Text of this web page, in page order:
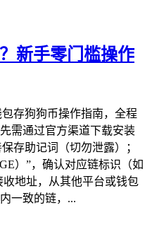
新手零门槛操作
存狗狗币操作指南，全程
需通过官方渠道下载安装
存助记词（切勿泄露）；
）”，确认对应链标识（如
地址，从其他平台或钱包
一致的链，...